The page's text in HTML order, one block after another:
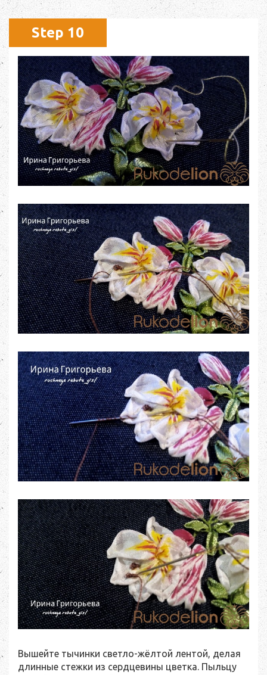
Step 10
Вышейте тычинки светло-жёлтой лентой, делая
длинные стежки из сердцевины цветка. Пыльцу